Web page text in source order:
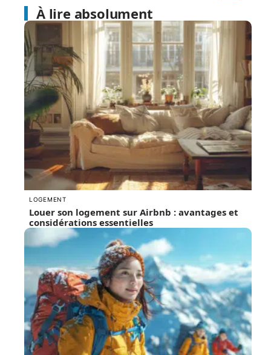
À lire absolument
LOGEMENT
Louer son logement sur Airbnb : avantages et
considérations essentielles